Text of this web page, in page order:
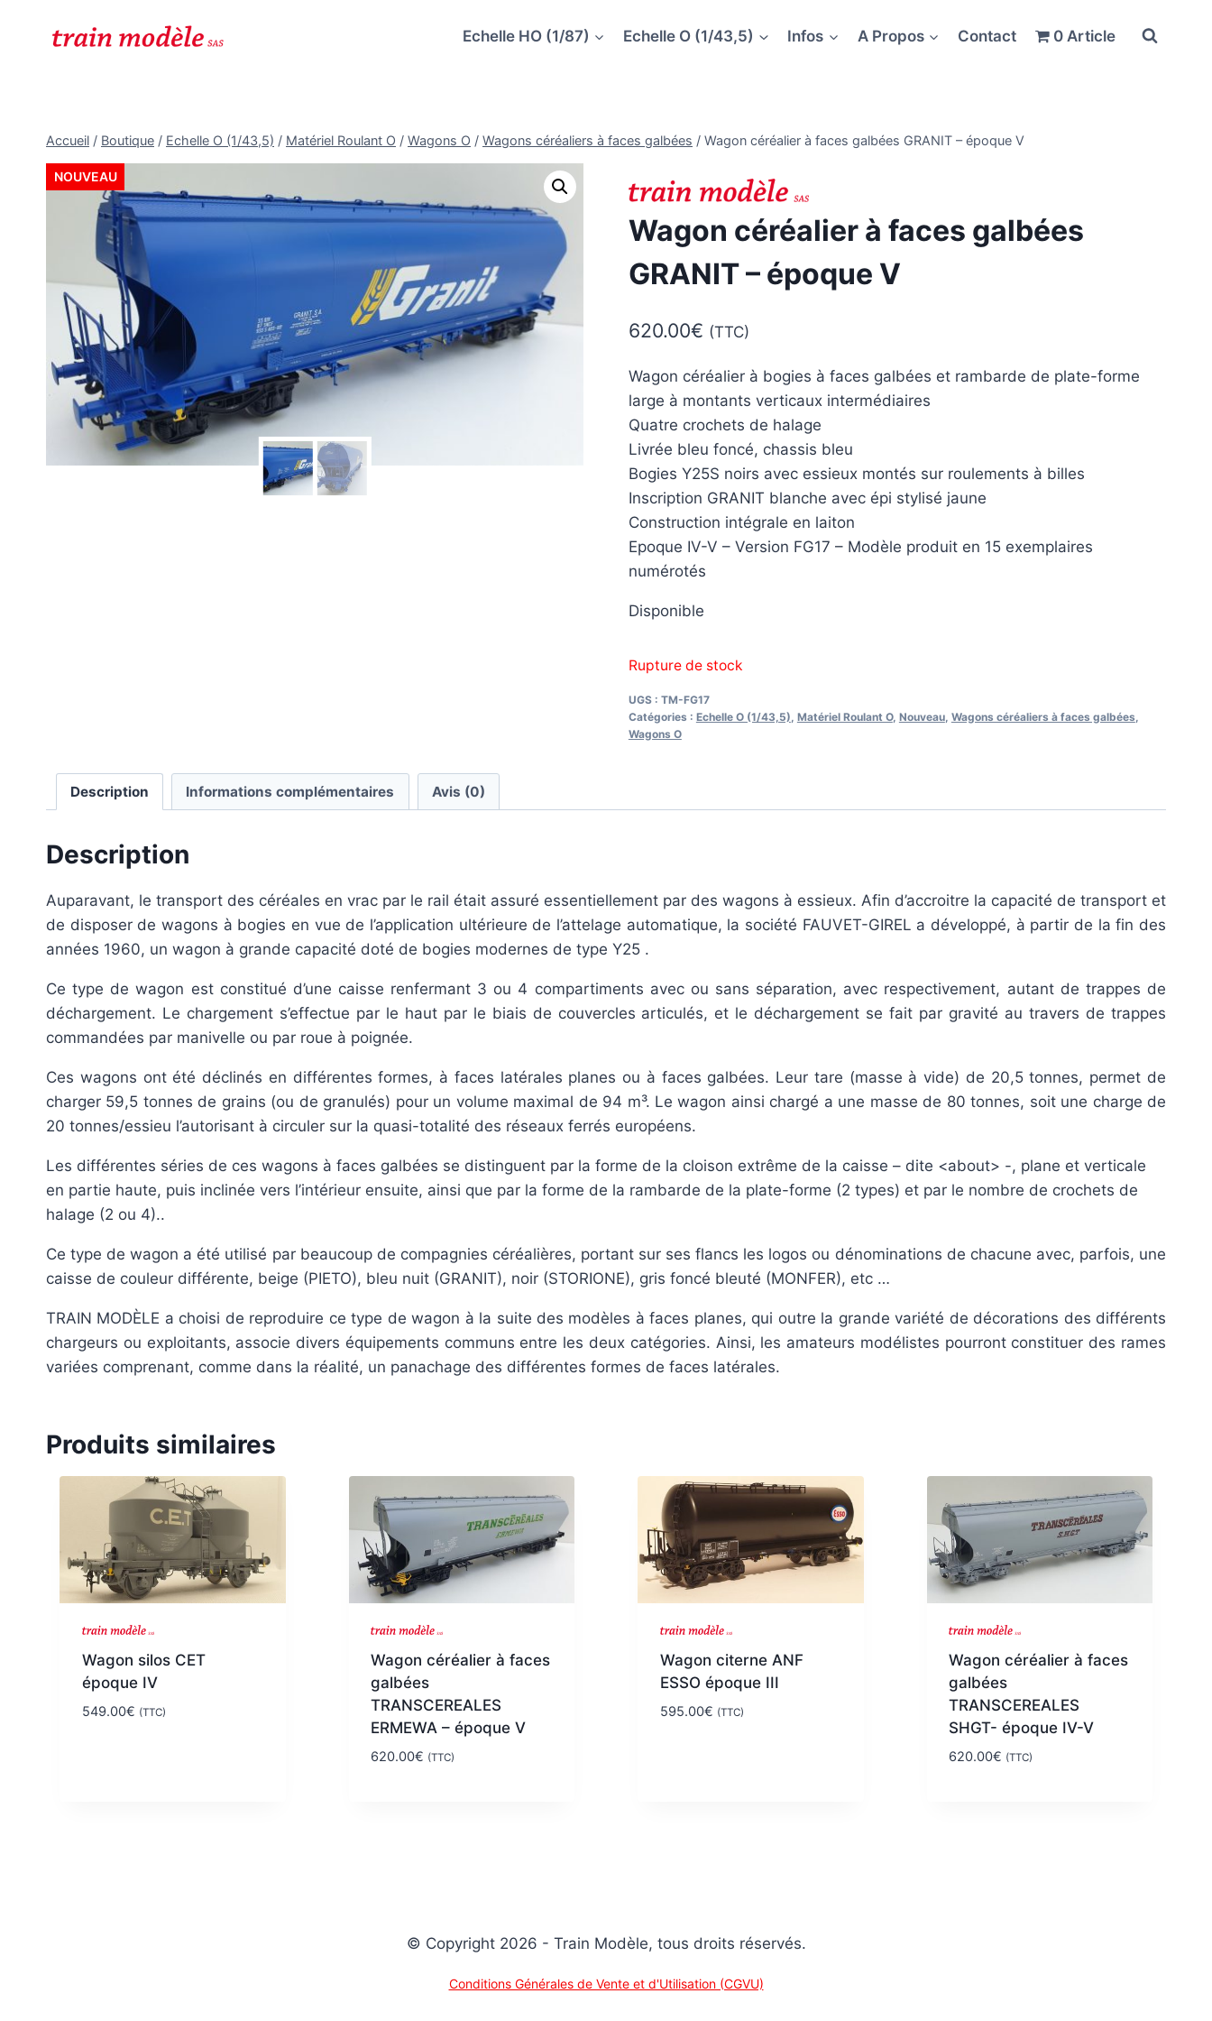
Echelle HO (1/87) Echelle O (1/43,5) Infos A Propos Contact 0 Article
Accueil / Boutique / Echelle O (1/43,5) / Matériel Roulant O / Wagons O / Wagons céréaliers à faces galbées / Wagon céréalier à faces galbées GRANIT – époque V
NOUVEAU
Wagon céréalier à faces galbées
GRANIT – époque V
620.00€ (TTC)
Wagon céréalier à bogies à faces galbées et rambarde de plate-forme
large à montants verticaux intermédiaires
Quatre crochets de halage
Livrée bleu foncé, chassis bleu
Bogies Y25S noirs avec essieux montés sur roulements à billes
Inscription GRANIT blanche avec épi stylisé jaune
Construction intégrale en laiton
Epoque IV-V – Version FG17 – Modèle produit en 15 exemplaires
numérotés
Disponible
Rupture de stock
UGS : TM-FG17
Catégories : Echelle O (1/43,5) Matériel Roulant O, Nouveau, Wagons céréaliers à faces galbées
Wagons O
Description Informations complémentaires Avis (0)
Description
Auparavant, le transport des céréales en vrac par le rail était assuré essentiellement par des wagons à essieux. Afin d’accroitre la capacité de transport et
de disposer de wagons à bogies en vue de l’application ultérieure de l’attelage automatique, la société FAUVET-GIREL a développé, à partir de la fin des
années 1960, un wagon à grande capacité doté de bogies modernes de type Y25 .
Ce type de wagon est constitué d’une caisse renfermant 3 ou 4 compartiments avec ou sans séparation, avec respectivement, autant de trappes de
déchargement. Le chargement s’effectue par le haut par le biais de couvercles articulés, et le déchargement se fait par gravité au travers de trappes
commandées par manivelle ou par roue à poignée.
Ces wagons ont été déclinés en différentes formes, à faces latérales planes ou à faces galbées. Leur tare (masse à vide) de 20,5 tonnes, permet de
charger 59,5 tonnes de grains (ou de granulés) pour un volume maximal de 94 m³. Le wagon ainsi chargé a une masse de 80 tonnes, soit une charge de
20 tonnes/essieu l’autorisant à circuler sur la quasi-totalité des réseaux ferrés européens.
Les différentes séries de ces wagons à faces galbées se distinguent par la forme de la cloison extrême de la caisse – dite <about> -, plane et verticale
en partie haute, puis inclinée vers l’intérieur ensuite, ainsi que par la forme de la rambarde de la plate-forme (2 types) et par le nombre de crochets de
halage (2 ou 4)..
Ce type de wagon a été utilisé par beaucoup de compagnies céréalières, portant sur ses flancs les logos ou dénominations de chacune avec, parfois, une
caisse de couleur différente, beige (PIETO), bleu nuit (GRANIT), noir (STORIONE), gris foncé bleuté (MONFER), etc …
TRAIN MODÈLE a choisi de reproduire ce type de wagon à la suite des modèles à faces planes, qui outre la grande variété de décorations des différents
chargeurs ou exploitants, associe divers équipements communs entre les deux catégories. Ainsi, les amateurs modélistes pourront constituer des rames
variées comprenant, comme dans la réalité, un panachage des différentes formes de faces latérales.
Produits similaires
Wagon silos CET
époque IV
549.00€ (TTC)
Wagon céréalier à faces
galbées
TRANSCEREALES
ERMEWA – époque V
620.00€ (TTC)
Wagon citerne ANF
ESSO époque III
595.00€ (TTC)
Wagon céréalier à faces
galbées
TRANSCEREALES
SHGT- époque IV-V
620.00€ (TTC)
© Copyright 2026 - Train Modèle, tous droits réservés.
Conditions Générales de Vente et d'Utilisation (CGVU)